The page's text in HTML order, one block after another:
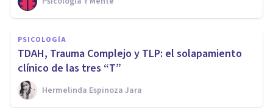
PSICOLOGÍA
TDAH, Trauma Complejo y TLP: el solapamiento
clínico de las tres “T”
Hermelinda Espinoza Jara